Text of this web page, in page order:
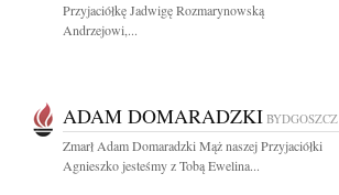
Przyjaciółkę Jadwigę Rozmarynowską
Andrzejowi,...
ADAM DOMARADZKI BYDGOSZCZ
Zmarł Adam Domaradzki Mąż naszej Przyjaciółki
Agnieszko jesteśmy z Tobą Ewelina...